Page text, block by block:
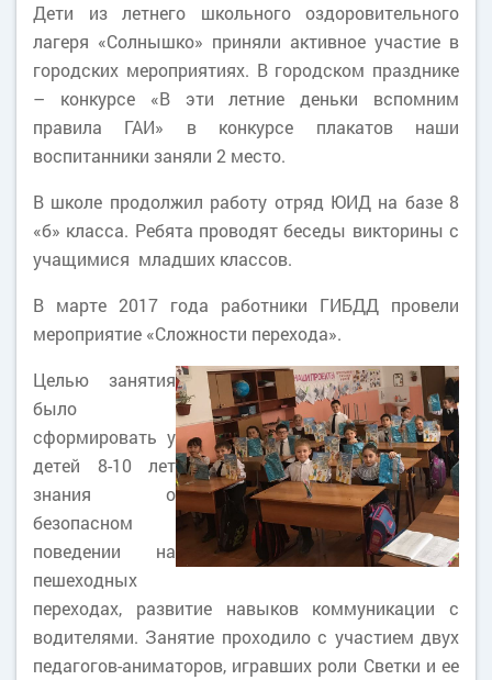
Дети из летнего школьного оздоровительного
лагеря «Солнышко» приняли активное участие в
городских мероприятиях. В городском празднике
– конкурсе «В эти летние деньки вспомним
правила ГАИ» в конкурсе плакатов наши
воспитанники заняли 2 место.
В школе продолжил работу отряд ЮИД на базе 8
«б» класса. Ребята проводят беседы викторины с
учащимися младших классов.
В марте 2017 года работники ГИБДД провели
мероприятие «Сложности перехода».
Целью занятия
было
сформировать у
детей 8-10 лет
знания о
безопасном
поведении на
пешеходных
переходах, развитие навыков коммуникации с
водителями. Занятие проходило с участием двух
педагогов-аниматоров, игравших роли Светки и ее